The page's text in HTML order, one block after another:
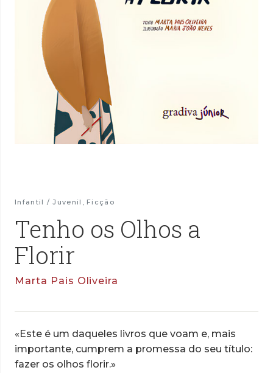
Infantil / Juvenil , Ficção
Tenho os Olhos a
Florir
Marta Pais Oliveira
«Este é um daqueles livros que voam e, mais
importante, cumprem a promessa do seu título:
fazer os olhos florir.»